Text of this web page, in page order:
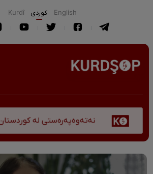
English كوردی Kurdî
نەتەوەپەرەستی لە کوردستان -